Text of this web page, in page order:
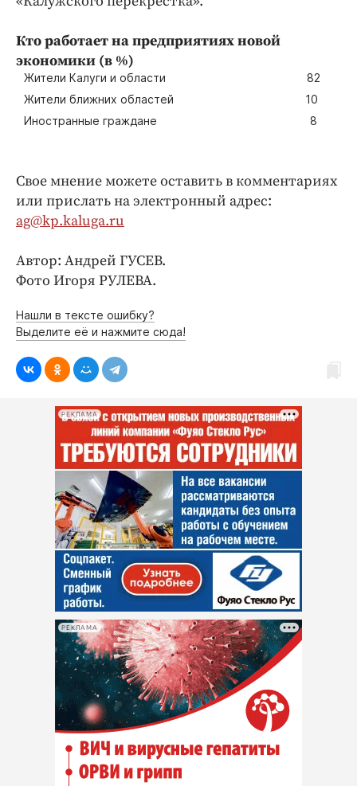
Кто работает на предприятиях новой
экономики (в %)
Жители Калуги и области
82
Жители ближних областей
10
Иностранные граждане
8
Свое мнение можете оставить в комментариях
или прислать на электронный адрес:
ag@kp.kaluga.ru
Автор: Андрей ГУСЕВ.
Фото Игоря РУЛЕВА.
Нашли в тексте ошибку?
Выделите её и нажмите сюда!
РЕКЛАМА
РЕКЛАМА